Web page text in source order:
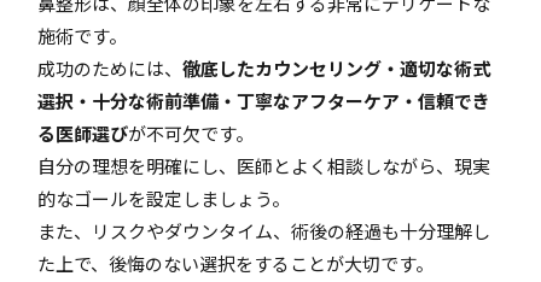
施術です。
成功のためには、徹底したカウンセリング・適切な術式
選択・十分な術前準備・丁寧なアフターケア・信頼でき
る医師選びが不可欠です。
自分の理想を明確にし、医師とよく相談しながら、現実
的なゴールを設定しましょう。
また、リスクやダウンタイム、術後の経過も十分理解し
た上で、後悔のない選択をすることが大切です。